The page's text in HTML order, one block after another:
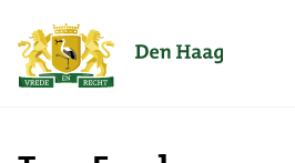
Naar content